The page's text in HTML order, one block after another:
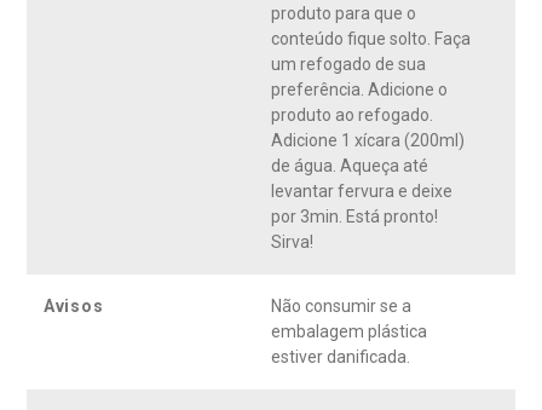
produto para que o
conteúdo fique solto. Faça
um refogado de sua
preferência. Adicione o
produto ao refogado.
Adicione 1 xícara (200ml)
de água. Aqueça até
levantar fervura e deixe
por 3min. Está pronto!
Sirva!
Avisos
Não consumir se a
embalagem plástica
estiver danificada.